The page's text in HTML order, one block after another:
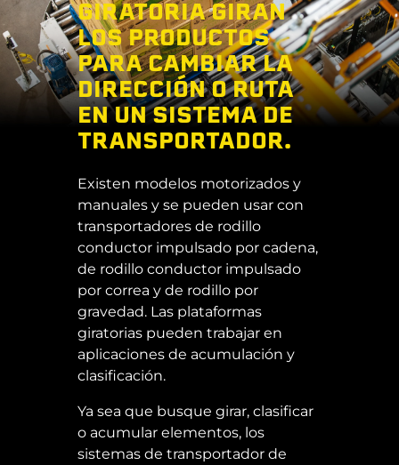
GIRATORIA GIRAN
LOS PRODUCTOS
PARA CAMBIAR LA
DIRECCIÓN O RUTA
EN UN SISTEMA DE
TRANSPORTADOR.
Existen modelos motorizados y
manuales y se pueden usar con
transportadores de rodillo
conductor impulsado por cadena,
de rodillo conductor impulsado
por correa y de rodillo por
gravedad. Las plataformas
giratorias pueden trabajar en
aplicaciones de acumulación y
clasificación.
Ya sea que busque girar, clasificar
o acumular elementos, los
sistemas de transportador de